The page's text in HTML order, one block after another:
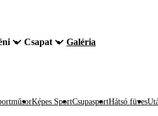
Csapat Galéria
Képes SportCsupasportHátsó füves